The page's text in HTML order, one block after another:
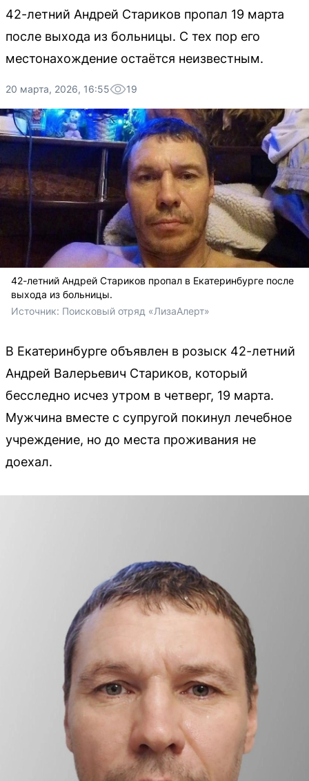
42-летний Андрей Стариков пропал 19 марта
после выхода из больницы. С тех пор его
местонахождение остаётся неизвестным.
20 марта, 2026, 16:55 19
42-летний Андрей Стариков пропал в Екатеринбурге после
выхода из больницы.
Источник: Поисковый отряд «ЛизаАлерт»
В Екатеринбурге объявлен в розыск 42-летний
Андрей Валерьевич Стариков, который
бесследно исчез утром в четверг, 19 марта.
Мужчина вместе с супругой покинул лечебное
учреждение, но до места проживания не
доехал.